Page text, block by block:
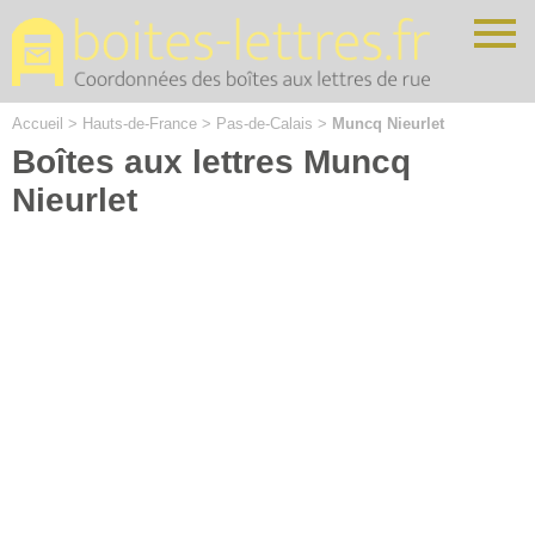
Accueil > Hauts-de-France > Pas-de-Calais > Muncq Nieurlet
Boîtes aux lettres Muncq
Nieurlet